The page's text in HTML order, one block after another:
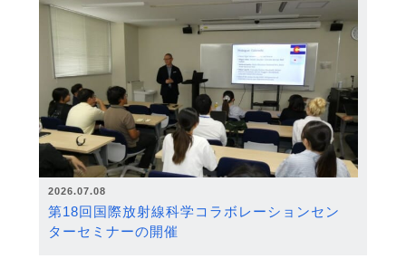
2026.07.08
第18回国際放射線科学コラボレーションセン
ターセミナーの開催